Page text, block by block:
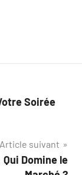
Soirée
Article suivant
Domine le